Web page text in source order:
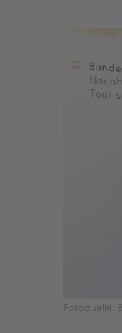
Fotoquelle: